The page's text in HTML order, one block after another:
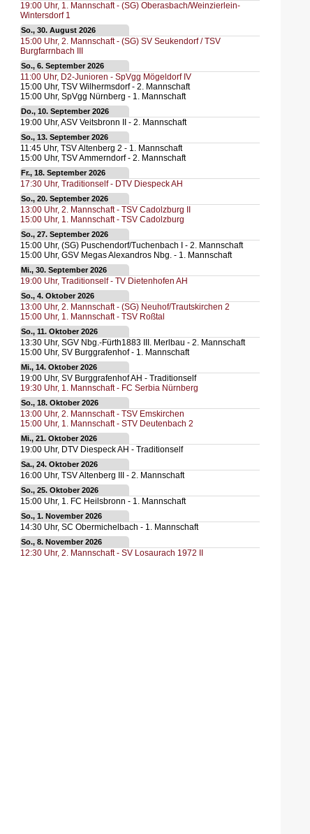
19:00Uhr, 1. Mannschaft - (SG) Oberasbach/Weinzierlein-
Wintersdorf 1
So., 30. August 2026
15:00Uhr, 2. Mannschaft - (SG) SV Seukendorf / TSV
Burgfarrnbach III
So., 6. September 2026
11:00Uhr, D2-Junioren - SpVgg Mögeldorf IV
15:00Uhr, TSV Wilhermsdorf - 2. Mannschaft
15:00Uhr, SpVgg Nürnberg - 1. Mannschaft
Do., 10. September 2026
19:00Uhr, ASV Veitsbronn II - 2. Mannschaft
So., 13. September 2026
11:45Uhr, TSV Altenberg 2 - 1. Mannschaft
15:00Uhr, TSV Ammerndorf - 2. Mannschaft
Fr., 18. September 2026
17:30Uhr, Traditionself - DTV Diespeck AH
So., 20. September 2026
13:00Uhr, 2. Mannschaft - TSV Cadolzburg II
15:00Uhr, 1. Mannschaft - TSV Cadolzburg
So., 27. September 2026
15:00Uhr, (SG) Puschendorf/Tuchenbach I - 2. Mannschaft
15:00Uhr, GSV Megas Alexandros Nbg. - 1. Mannschaft
Mi., 30. September 2026
19:00Uhr, Traditionself - TV Dietenhofen AH
So., 4. Oktober 2026
13:00Uhr, 2. Mannschaft - (SG) Neuhof/Trautskirchen 2
15:00Uhr, 1. Mannschaft - TSV Roßtal
So., 11. Oktober 2026
13:30Uhr, SGV Nbg.-Fürth1883 III. Merlbau - 2. Mannschaft
15:00Uhr, SV Burggrafenhof - 1. Mannschaft
Mi., 14. Oktober 2026
19:00Uhr, SV Burggrafenhof AH - Traditionself
19:30Uhr, 1. Mannschaft - FC Serbia Nürnberg
So., 18. Oktober 2026
13:00Uhr, 2. Mannschaft - TSV Emskirchen
15:00Uhr, 1. Mannschaft - STV Deutenbach 2
Mi., 21. Oktober 2026
19:00Uhr, DTV Diespeck AH - Traditionself
Sa., 24. Oktober 2026
16:00Uhr, TSV Altenberg III - 2. Mannschaft
So., 25. Oktober 2026
15:00Uhr, 1. FC Heilsbronn - 1. Mannschaft
So., 1. November 2026
14:30Uhr, SC Obermichelbach - 1. Mannschaft
So., 8. November 2026
12:30Uhr, 2. Mannschaft - SV Losaurach 1972 II